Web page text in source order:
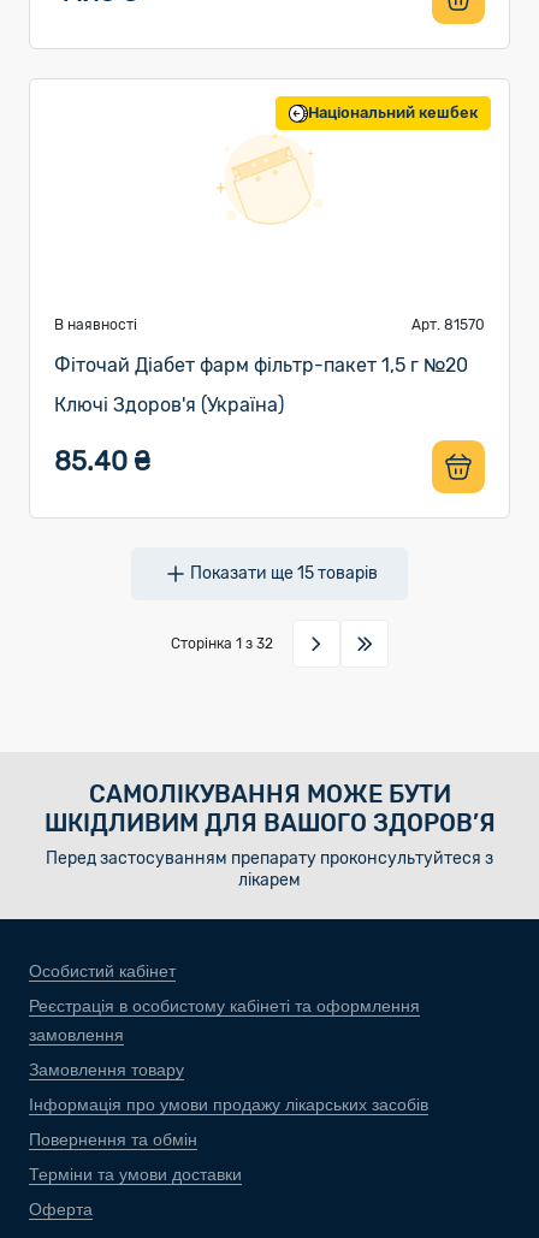
Національний кешбек
В наявності Арт. 81570
Фіточай Діабет фарм фільтр-пакет 1,5 г №20
Ключі Здоров'я (Україна)
85.40 ₴
Показати ще15товарів
Сторінка 1 з 32
САМОЛІКУВАННЯ МОЖЕ БУТИ
ШКІДЛИВИМ ДЛЯ ВАШОГО ЗДОРОВ’Я
Перед застосуванням препарату проконсультуйтеся з
лікарем
Особистий кабінет
Реєстрація в особистому кабінеті та оформлення
замовлення
Замовлення товару
Інформація про умови продажу лікарських засобів
Повернення та обмін
Терміни та умови доставки
Оферта